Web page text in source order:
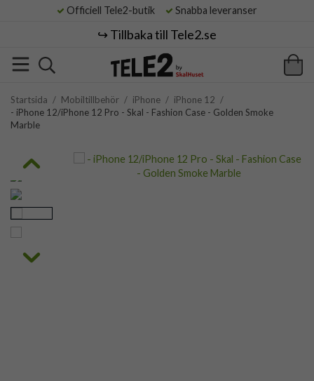
Officiell Tele2-butik Snabba leveranser
↪️ Tillbaka till Tele2.se
Startsida / Mobiltillbehör / iPhone / iPhone 12 /
- iPhone 12/iPhone 12 Pro - Skal - Fashion Case - Golden Smoke
Marble